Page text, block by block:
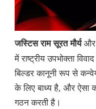
जस्टिस राम सूरत मौर्य
में राष्ट्रीय उपभोक्ता
बिल्डर कानूनी रूप से
के लिए बाध्य है, और ऐसा
गठन करती है।